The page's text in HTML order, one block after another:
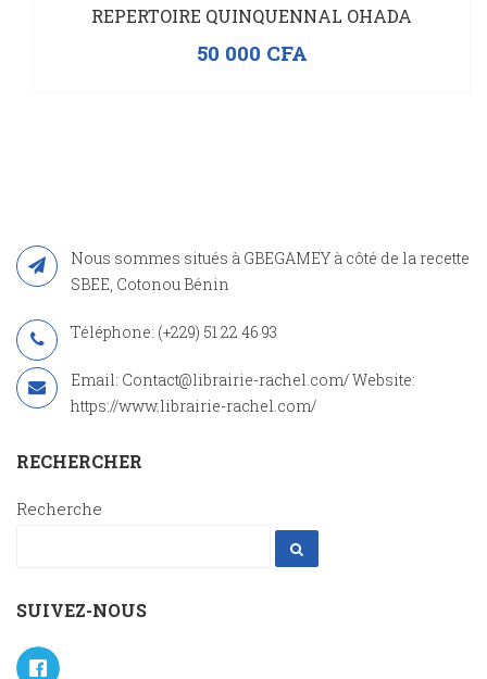
REPERTOIRE QUINQUENNAL OHADA
50 000 CFA
Nous sommes situés à GBEGAMEY à côté de la recette
SBEE, Cotonou Bénin
Téléphone: (+229) 51 22 46 93
Email: Contact@librairie-rachel.com/ Website:
https://www.librairie-rachel.com/
RECHERCHER
Recherche
SUIVEZ-NOUS